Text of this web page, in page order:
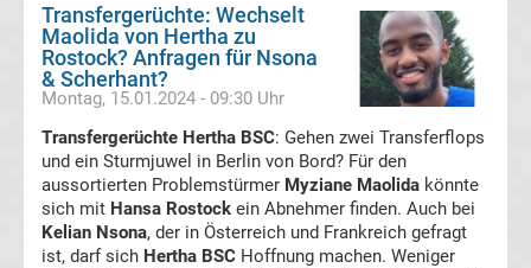
FSV
Zwickau
Transfergerüchte
Hallescher
FC
Transfergerüchte: Wechselt
Maolida von Hertha zu
Rostock? Anfragen für Nsona
& Scherhant?
Montag, 15.01.2024 - 09:30 Uhr
Transfergerüchte Hertha BSC: Gehen zwei Transferflops
und ein Sturmjuwel in Berlin von Bord? Für den
aussortierten Problemstürmer Myziane Maolida könnte
sich mit Hansa Rostock ein Abnehmer finden. Auch bei
Kelian Nsona, der in Österreich und Frankreich gefragt
ist, darf sich Hertha BSC Hoffnung machen. Weniger